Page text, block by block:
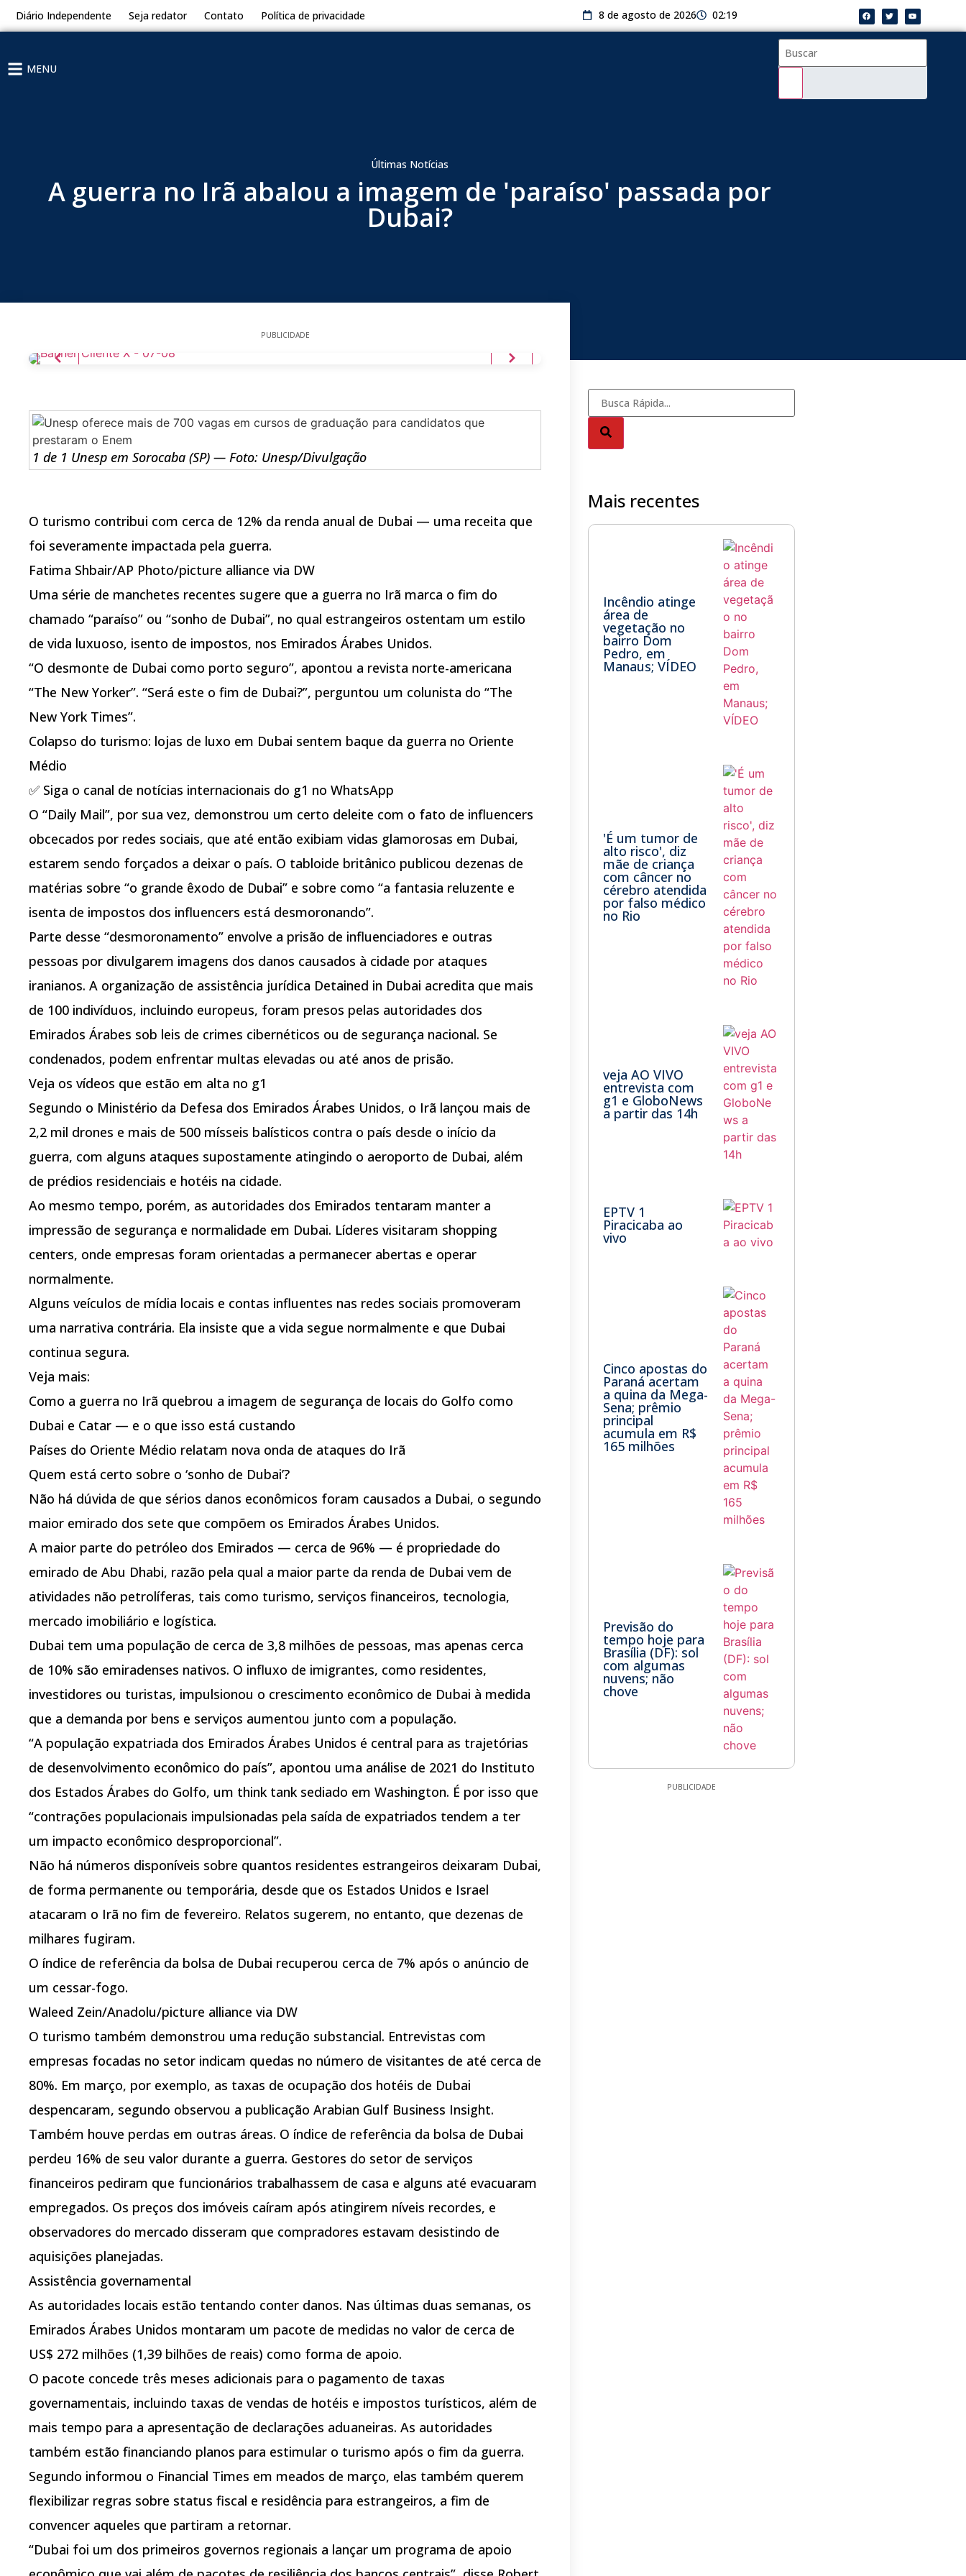
Diário Independente Seja redator Contato Política de privacidade 8 de agosto de 2026 02:19
MENU
Últimas Notícias
A guerra no Irã abalou a imagem de 'paraíso' passada por
Dubai?
PUBLICIDADE
1 de 1 Unesp em Sorocaba (SP) — Foto: Unesp/Divulgação
O turismo contribui com cerca de 12% da renda anual de Dubai — uma receita que
foi severamente impactada pela guerra.
Fatima Shbair/AP Photo/picture alliance via DW
Uma série de manchetes recentes sugere que a guerra no Irã marca o fim do
chamado “paraíso” ou “sonho de Dubai”, no qual estrangeiros ostentam um estilo
de vida luxuoso, isento de impostos, nos Emirados Árabes Unidos.
“O desmonte de Dubai como porto seguro”, apontou a revista norte-americana
“The New Yorker”. “Será este o fim de Dubai?”, perguntou um colunista do “The
New York Times”.
Colapso do turismo: lojas de luxo em Dubai sentem baque da guerra no Oriente
Médio
✅ Siga o canal de notícias internacionais do g1 no WhatsApp
O “Daily Mail”, por sua vez, demonstrou um certo deleite com o fato de influencers
obcecados por redes sociais, que até então exibiam vidas glamorosas em Dubai,
estarem sendo forçados a deixar o país. O tabloide britânico publicou dezenas de
matérias sobre “o grande êxodo de Dubai” e sobre como “a fantasia reluzente e
isenta de impostos dos influencers está desmoronando”.
Parte desse “desmoronamento” envolve a prisão de influenciadores e outras
pessoas por divulgarem imagens dos danos causados à cidade por ataques
iranianos. A organização de assistência jurídica Detained in Dubai acredita que mais
de 100 indivíduos, incluindo europeus, foram presos pelas autoridades dos
Emirados Árabes sob leis de crimes cibernéticos ou de segurança nacional. Se
condenados, podem enfrentar multas elevadas ou até anos de prisão.
Veja os vídeos que estão em alta no g1
Segundo o Ministério da Defesa dos Emirados Árabes Unidos, o Irã lançou mais de
2,2 mil drones e mais de 500 mísseis balísticos contra o país desde o início da
guerra, com alguns ataques supostamente atingindo o aeroporto de Dubai, além
de prédios residenciais e hotéis na cidade.
Ao mesmo tempo, porém, as autoridades dos Emirados tentaram manter a
impressão de segurança e normalidade em Dubai. Líderes visitaram shopping
centers, onde empresas foram orientadas a permanecer abertas e operar
normalmente.
Alguns veículos de mídia locais e contas influentes nas redes sociais promoveram
uma narrativa contrária. Ela insiste que a vida segue normalmente e que Dubai
continua segura.
Veja mais:
Como a guerra no Irã quebrou a imagem de segurança de locais do Golfo como
Dubai e Catar — e o que isso está custando
Países do Oriente Médio relatam nova onda de ataques do Irã
Quem está certo sobre o ‘sonho de Dubai’?
Não há dúvida de que sérios danos econômicos foram causados a Dubai, o segundo
maior emirado dos sete que compõem os Emirados Árabes Unidos.
A maior parte do petróleo dos Emirados — cerca de 96% — é propriedade do
emirado de Abu Dhabi, razão pela qual a maior parte da renda de Dubai vem de
atividades não petrolíferas, tais como turismo, serviços financeiros, tecnologia,
mercado imobiliário e logística.
Dubai tem uma população de cerca de 3,8 milhões de pessoas, mas apenas cerca
de 10% são emiradenses nativos. O influxo de imigrantes, como residentes,
investidores ou turistas, impulsionou o crescimento econômico de Dubai à medida
que a demanda por bens e serviços aumentou junto com a população.
“A população expatriada dos Emirados Árabes Unidos é central para as trajetórias
de desenvolvimento econômico do país”, apontou uma análise de 2021 do Instituto
dos Estados Árabes do Golfo, um think tank sediado em Washington. É por isso que
“contrações populacionais impulsionadas pela saída de expatriados tendem a ter
um impacto econômico desproporcional”.
Não há números disponíveis sobre quantos residentes estrangeiros deixaram Dubai,
de forma permanente ou temporária, desde que os Estados Unidos e Israel
atacaram o Irã no fim de fevereiro. Relatos sugerem, no entanto, que dezenas de
milhares fugiram.
O índice de referência da bolsa de Dubai recuperou cerca de 7% após o anúncio de
um cessar-fogo.
Waleed Zein/Anadolu/picture alliance via DW
O turismo também demonstrou uma redução substancial. Entrevistas com
empresas focadas no setor indicam quedas no número de visitantes de até cerca de
80%. Em março, por exemplo, as taxas de ocupação dos hotéis de Dubai
despencaram, segundo observou a publicação Arabian Gulf Business Insight.
Também houve perdas em outras áreas. O índice de referência da bolsa de Dubai
perdeu 16% de seu valor durante a guerra. Gestores do setor de serviços
financeiros pediram que funcionários trabalhassem de casa e alguns até evacuaram
empregados. Os preços dos imóveis caíram após atingirem níveis recordes, e
observadores do mercado disseram que compradores estavam desistindo de
aquisições planejadas.
Assistência governamental
As autoridades locais estão tentando conter danos. Nas últimas duas semanas, os
Emirados Árabes Unidos montaram um pacote de medidas no valor de cerca de
US$ 272 milhões (1,39 bilhões de reais) como forma de apoio.
O pacote concede três meses adicionais para o pagamento de taxas
governamentais, incluindo taxas de vendas de hotéis e impostos turísticos, além de
mais tempo para a apresentação de declarações aduaneiras. As autoridades
também estão financiando planos para estimular o turismo após o fim da guerra.
Segundo informou o Financial Times em meados de março, elas também querem
flexibilizar regras sobre status fiscal e residência para estrangeiros, a fim de
convencer aqueles que partiram a retornar.
“Dubai foi um dos primeiros governos regionais a lançar um programa de apoio
Mais recentes
Incêndio atinge
área de
vegetação no
bairro Dom
Pedro, em
Manaus; VÍDEO
'É um tumor de
alto risco', diz
mãe de criança
com câncer no
cérebro atendida
por falso médico
no Rio
veja AO VIVO
entrevista com
g1 e GloboNews
a partir das 14h
EPTV 1
Piracicaba ao
vivo
Cinco apostas do
Paraná acertam
a quina da Mega-
Sena; prêmio
principal
acumula em R$
165 milhões
Previsão do
tempo hoje para
Brasília (DF): sol
com algumas
nuvens; não
chove
PUBLICIDADE